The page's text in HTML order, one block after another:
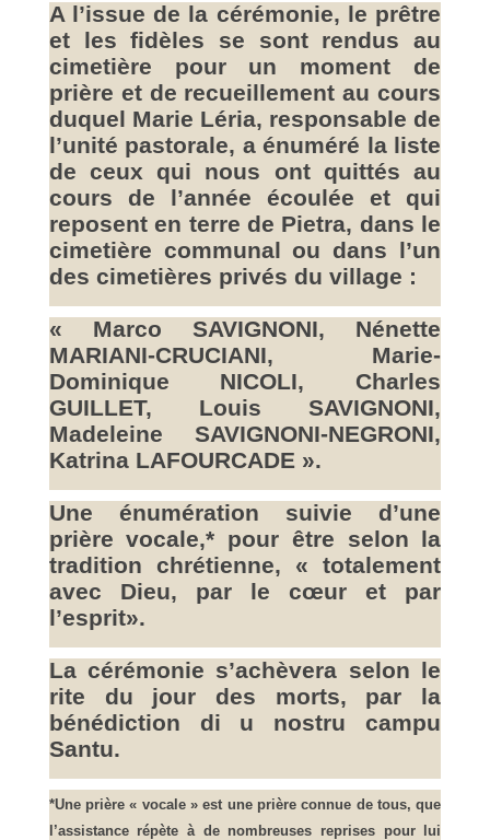
A l’issue de la cérémonie, le prêtre
et les fidèles se sont rendus au
cimetière pour un moment de
prière et de recueillement au cours
duquel Marie Léria, responsable de
l’unité pastorale, a énuméré la liste
de ceux qui nous ont quittés au
cours de l’année écoulée et qui
reposent en terre de Pietra, dans le
cimetière communal ou dans l’un
des cimetières privés du village :
« Marco SAVIGNONI, Nénette
MARIANI-CRUCIANI, Marie-
Dominique NICOLI, Charles
GUILLET, Louis SAVIGNONI,
Madeleine SAVIGNONI-NEGRONI,
Katrina LAFOURCADE ».
Une énumération suivie d’une
prière vocale,* pour être selon la
tradition chrétienne, « totalement
avec Dieu, par le cœur et par
l’esprit».
La cérémonie s’achèvera selon le
rite du jour des morts, par la
bénédiction di u nostru campu
Santu.
*Une prière « vocale » est une prière connue de tous, que
l’assistance répète à de nombreuses reprises pour lui